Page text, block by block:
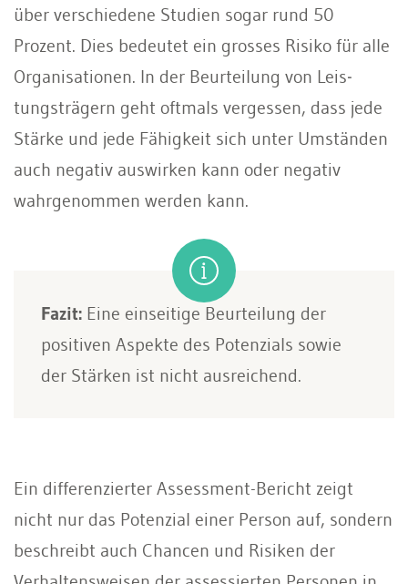
über verschiedene Studien sogar rund 50
Prozent. Dies be­deutet ein grosses Risiko für alle
Orga­nisationen. In der Beurteilung von Leis­
tungsträgern geht oftmals vergessen, dass jede
Stärke und jede Fähigkeit sich unter Umständen
auch negativ auswir­ken kann oder negativ
wahrgenommen werden kann.
Fazit: Eine einseitige Beurteilung der
positiven Aspekte des Potenzials sowie
der Stärken ist nicht ausreichend.
Ein differenzierter Assessment-Bericht zeigt
nicht nur das Potenzial einer Per­son auf, sondern
beschreibt auch Chan­cen und Risiken der